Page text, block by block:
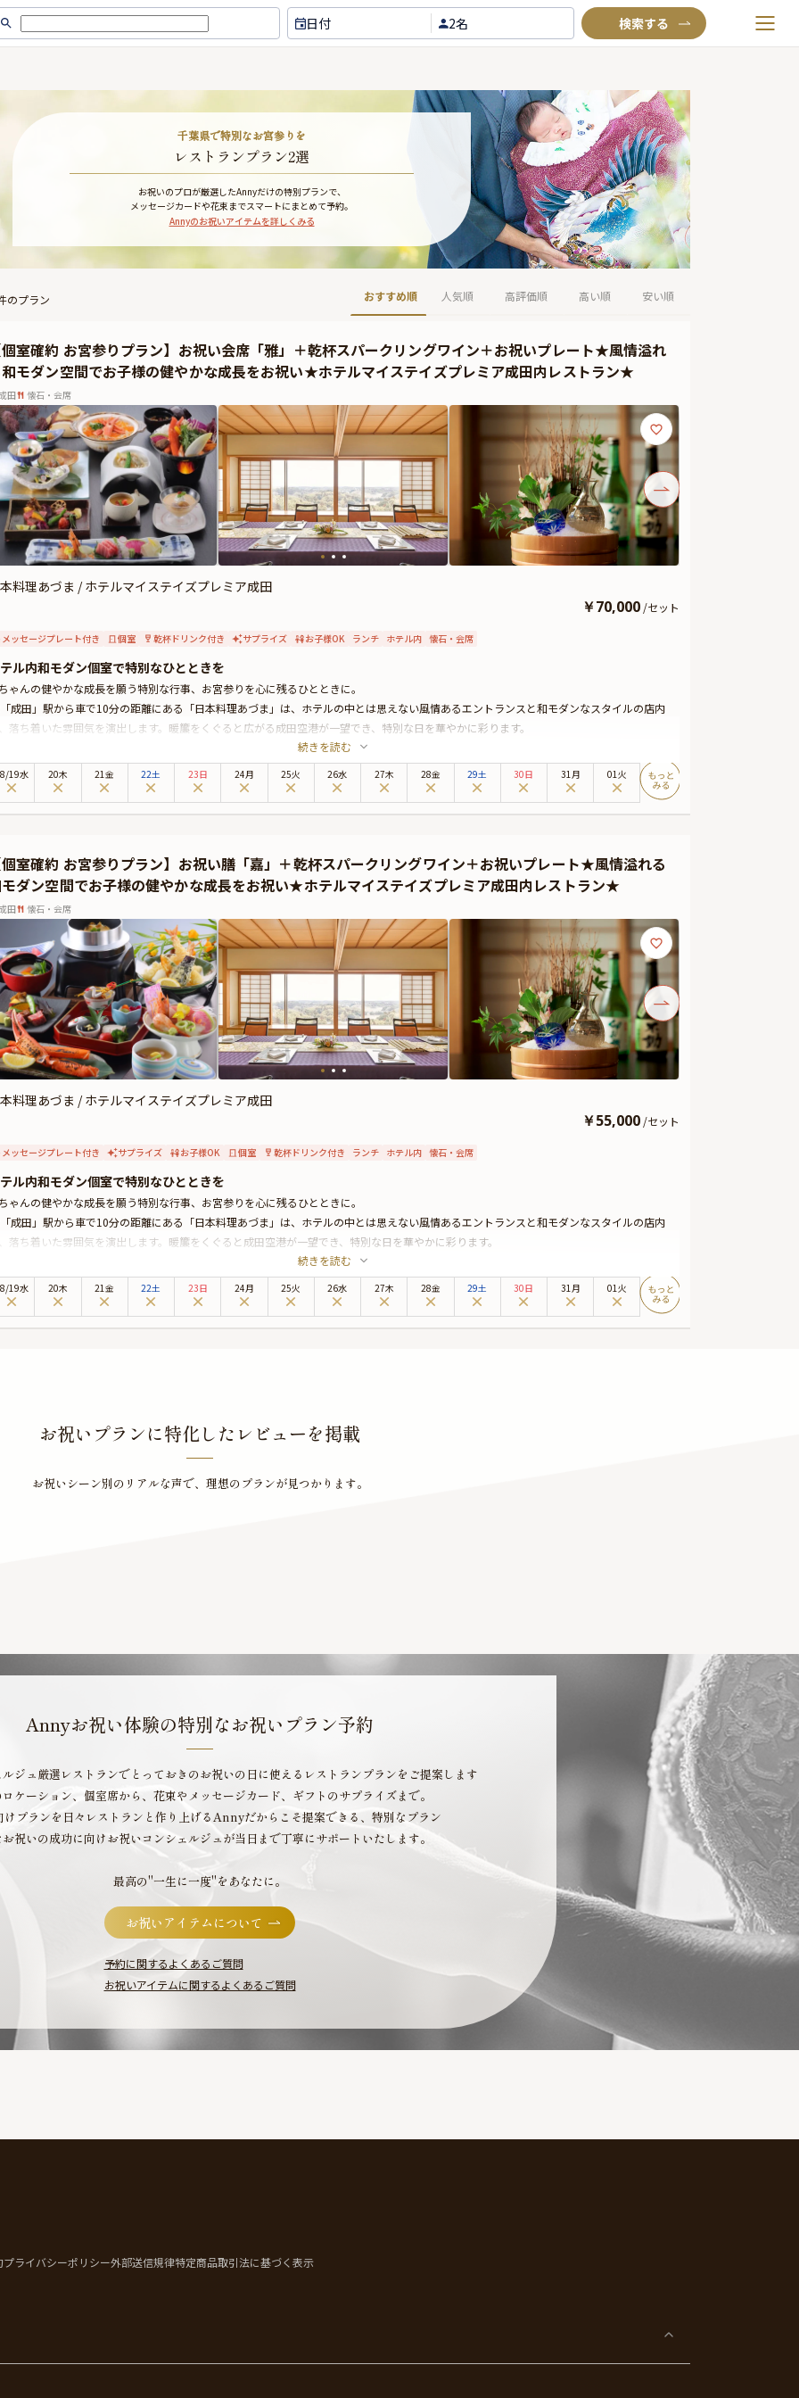
日付 2名
閲覧履歴
TOP
Annyお祝い体験について
Annyお祝いアイテムについて
よくあるご質問
お問い合わせ
千葉県で特別なお宮参りを
レストランプラン2選
お祝いのプロが厳選したAnnyだけの特別プランで、
メッセージカードや花束までスマートにまとめて予約。
Annyのお祝いアイテムを詳しくみる
おすすめ順 人気順 高評価順 高い順 安い順
のプラン
個室確約 お宮参りプラン】お祝い会席「雅」＋乾杯スパークリングワイン＋お祝いプレート★風情溢れ
モダン空間でお子様の健やかな成長をお祝い★ホテルマイステイズプレミア成田内レストラン★
田 懐石・会席
料理あづま / ホテルマイステイズプレミア成田
￥70,000 /セット
メッセージプレート付き 個室 乾杯ドリンク付き サプライズ お子様OK ランチ ホテル内 懐石・会席
ル内和モダン個室で特別なひとときを
ゃんの健やかな成長を願う特別な行事、お宮参りを心に残るひとときに。
成田」駅から車で10分の距離にある「日本料理あづま」は、ホテルの中とは思えない風情あるエントランスと和モダンなスタイルの店内
落ち着いた雰囲気を演出します。暖簾をくぐると広がる成田空港が一望でき、特別な日を華やかに彩ります。
宮参りプランでは、大人の方へはお祝い会席「雅」をご提供。地元産の旬食材をふんだんに使用した全9品のお祝い会席は、素材の持つ旨味を
立てる一品一品が目にも舌にも贅沢な味わいを楽しめます。丁寧に盛り付けられた美しい日本料理を、和の趣溢れる空間でお楽しみくださ
に、このプランでは個室確約となっており、プライベートな空間でご家族だけの特別な時間をお過ごしいただけます。乾杯用のスパークリ
子様の健やかな成長を願う特別な一日を、和の空間と美しい料理で華やかに演出します。
続きを読む
/19水 20木 21金 22土 23日 24月 25火 26水 27木 28金 29土 30日 31月 01火
個室確約 お宮参りプラン】お祝い膳「嘉」＋乾杯スパークリングワイン＋お祝いプレート★風情溢れる
ダン空間でお子様の健やかな成長をお祝い★ホテルマイステイズプレミア成田内レストラン★
田 懐石・会席
料理あづま / ホテルマイステイズプレミア成田
￥55,000 /セット
メッセージプレート付き サプライズ お子様OK 個室 乾杯ドリンク付き ランチ ホテル内 懐石・会席
ル内和モダン個室で特別なひとときを
ゃんの健やかな成長を願う特別な行事、お宮参りを心に残るひとときに。
成田」駅から車で10分の距離にある「日本料理あづま」は、ホテルの中とは思えない風情あるエントランスと和モダンなスタイルの店内
落ち着いた雰囲気を演出します。暖簾をくぐると成田空港が一望でき、特別な日を華やかに彩ります。
宮参りプランでは、大人の方へはお祝い膳「嘉」をご提供。地元産の旬食材をふんだんに使用した全9品のお祝い御膳は、素材の持つ旨味を引
てる一品一品が目にも舌にも贅沢な味わいを楽しめます。丁寧に盛り付けられた美しい日本料理を、和の趣溢れる空間でお楽しみくださ
に、このプランでは個室確約となっており、プライベートな空間でご家族だけの特別な時間をお過ごしいただけます。乾杯用のスパークリ
続きを読む
/19水 20木 21金 22土 23日 24月 25火 26水 27木 28金 29土 30日 31月 01火
お祝いプランに特化したレビューを掲載
お祝いシーン別のリアルな声で、 理想のプランが見つかります。
Annyお祝い体験の特別なお祝いプラン予約
ジュ厳選レストランで とっておきのお祝いの日に使える レストランプランをご提案します
ケーション、個室席から、 花束やメッセージカード、 ギフトのサプライズまで。
けプランを日々 レストランと作り上げるAnnyだからこそ提案できる、特別なプラン
祝いの成功に向けお祝いコンシェルジュが当日まで丁寧にサポートいたします。
最高の"一生に一度"をあなたに。
お祝いアイテムについて
予約に関するよくあるご質問
お祝いアイテムに関するよくあるご質問
プライバシーポリシー外部送信規律特定商品取引法に基づく表示